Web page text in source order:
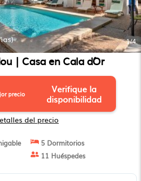
1/4
| Casa en Cala d´Or
precio
Verifique la
disponibilidad
del precio
5 Dormitorios
11 Huéspedes